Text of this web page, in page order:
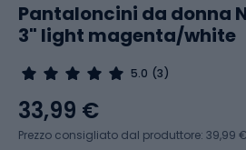
Pantaloncini da donna
3" light magenta/white
5.0 (3)
33,99 €
Prezzo consigliato dal produttore: 39,99 €